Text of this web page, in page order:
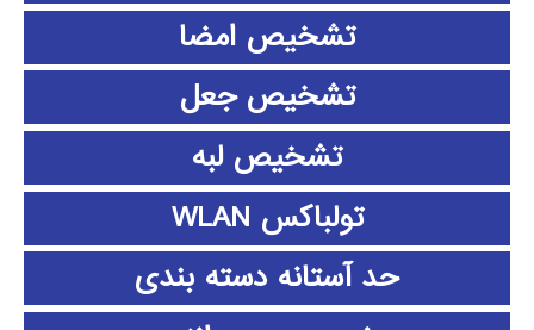
تشخیص امضا
تشخیص جعل
تشخیص لبه
تولباکس WLAN
حد آستانه دسته بندی